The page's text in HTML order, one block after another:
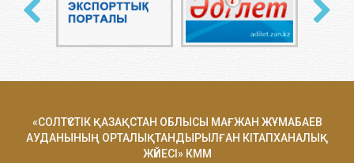
«СОЛТҮСТІК ҚАЗАҚСТАН ОБЛЫСЫ МАҒЖАН ЖҰМАБАЕВ
АУДАНЫНЫҢ ОРТАЛЫҚТАНДЫРЫЛҒАН КІТАПХАНАЛЫҚ
ЖҮЙЕСІ» КММ